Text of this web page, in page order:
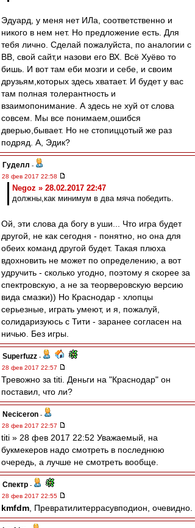
Эдуард, у меня нет ИЛа, соответственно и
никого в нем нет. Но предложение есть. Для
тебя лично. Сделай пожалуйста, по аналогии с
ВВ, свой сайт,и назови его ВХ. Всё Хуёво то
бишь. И вот там еби мозги и себе, и своим
друзьям,которых здесь хватает. И будет у вас
там полная толерантность и
взаимопонимание. А здесь не хуй от слова
совсем. Мы все понимаем,ошибся
дверью,бывает. Но не стопиццотый же раз
подряд. А, Эдик?
Гуделл -
28 фев 2017 22:58
Negoz » 28.02.2017 22:47
должны,как минимум в два мяча победить.
Ой, эти слова да богу в уши... Что игра будет
другой, не как сегодня - понятно, но она для
обеих команд другой будет. Такая плюха
вдохновить не может по определению, а вот
удручить - сколько угодно, поэтому я скорее за
спектровскую, а не за теорверовскую версию
вида смазки)) Но Краснодар - хлопцы
серьезные, играть умеют, и я, пожалуй,
солидаризуюсь с Тити - заранее согласен на
ничью. Без игры.
Superfuzz -
28 фев 2017 22:57
Тревожно за titi. Деньги на "Краснодар" он
поставил, что ли?
Neciceron -
28 фев 2017 22:57
titi » 28 фев 2017 22:52 Уважаемый, на
букмекеров надо смотреть в последнюю
очередь, а лучше не смотреть вообще.
Спектр -
28 фев 2017 22:55
kmfdm , Превратилитеррасувподион, очевидно.